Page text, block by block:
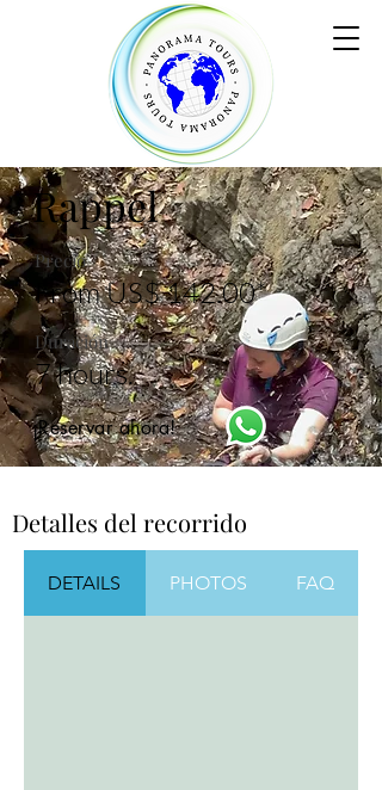
Rappel
Precio
From US$ 142.00*
Duración
7 hours.
¡Reservar ahora!
Detalles del recorrido
DETAILS PHOTOS FAQ